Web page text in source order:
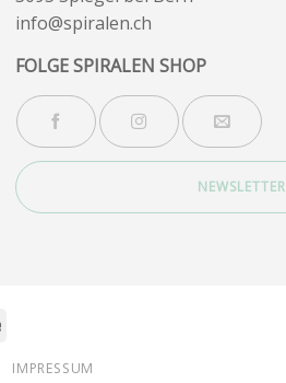
info@spiralen.ch
FOLGE SPIRALEN SHOP
NEWSLETTER
Stripe
IMPRESSUM